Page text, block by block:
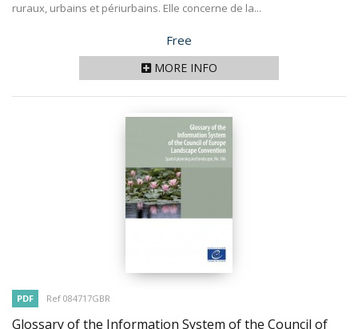
ruraux, urbains et périurbains. Elle concerne de la...
Price
Free
MORE INFO
PDF Ref 084717GBR
Glossary of the Information System of the Council of